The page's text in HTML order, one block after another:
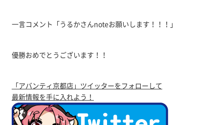
一言コメント「うるかさんnoteお願いします！！！」
優勝おめでとうございます！！
「アバンティ京都店」ツイッターをフォローして
最新情報を手に入れよう！